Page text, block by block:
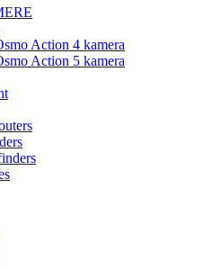
Action 4 kamera
Action 5 kamera